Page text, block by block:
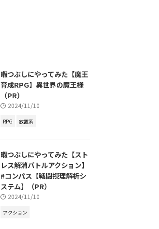
暇つぶしにやってみた【魔王
育成RPG】異世界の魔王様
（PR）
2024/11/10
RPG 放置系
暇つぶしにやってみた【スト
レス解消バトルアクション】
#コンパス【戦闘摂理解析シ
ステム】（PR）
2024/11/10
アクション